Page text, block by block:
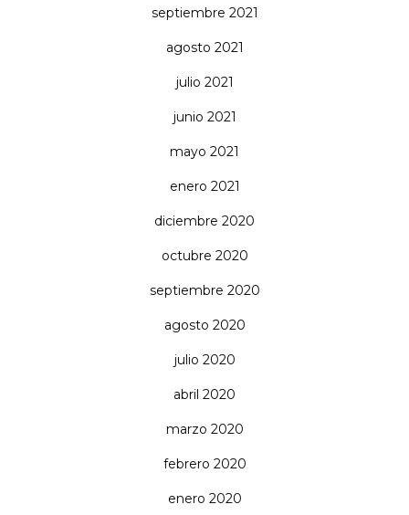
septiembre 2021
agosto 2021
julio 2021
junio 2021
mayo 2021
enero 2021
diciembre 2020
octubre 2020
septiembre 2020
agosto 2020
julio 2020
abril 2020
marzo 2020
febrero 2020
enero 2020